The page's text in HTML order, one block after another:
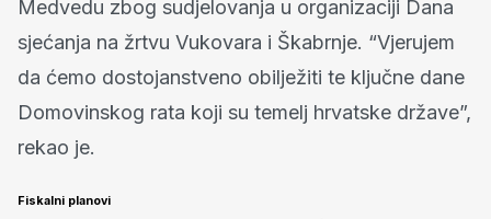
Medvedu zbog sudjelovanja u organizaciji Dana
sjećanja na žrtvu Vukovara i Škabrnje. “Vjerujem
da ćemo dostojanstveno obilježiti te ključne dane
Domovinskog rata koji su temelj hrvatske države”,
rekao je.
Fiskalni planovi